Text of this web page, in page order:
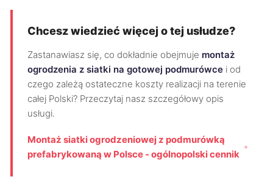
Chcesz wiedzieć więcej o tej usłudze?
Zastanawiasz się, co dokładnie obejmuje montaż
ogrodzenia z siatki na gotowej podmurówce i od
czego zależą ostateczne koszty realizacji na terenie
całej Polski? Przeczytaj nasz szczegółowy opis
usługi.
Montaż siatki ogrodzeniowej z podmurówką
prefabrykowaną w Polsce - ogólnopolski cennik